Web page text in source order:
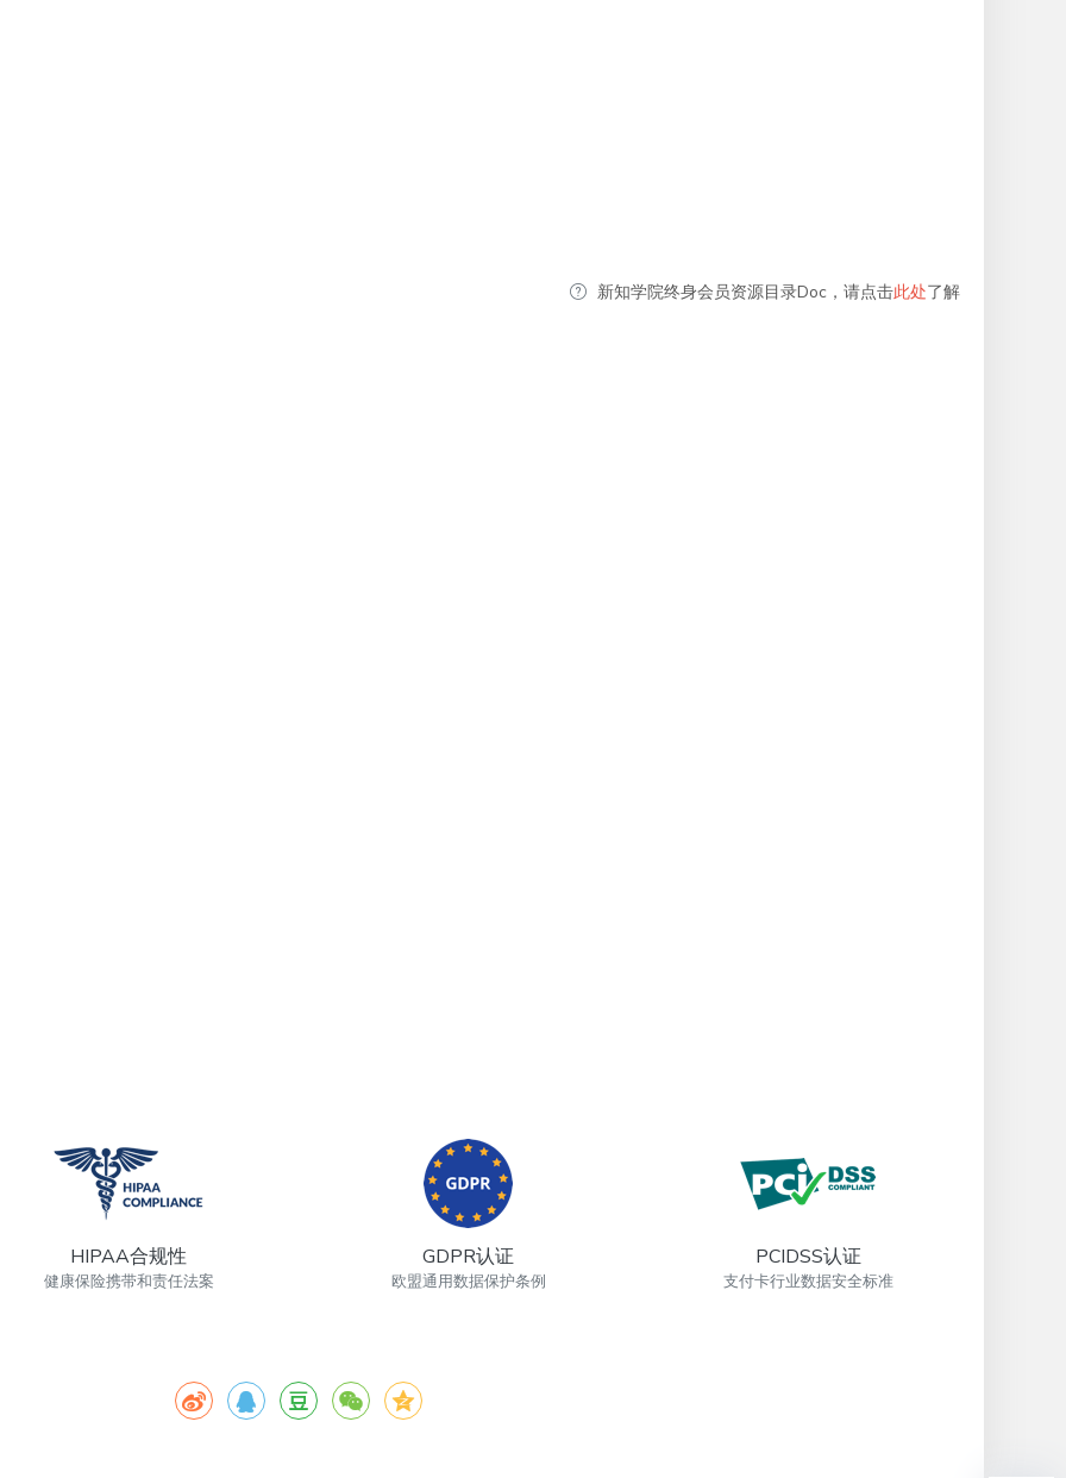
新知学院终身会员资源目录Doc，请点击此处了解
HIPAA合规性
健康保险携带和责任法案
GDPR认证
欧盟通用数据保护条例
PCIDSS认证
支付卡行业数据安全标准